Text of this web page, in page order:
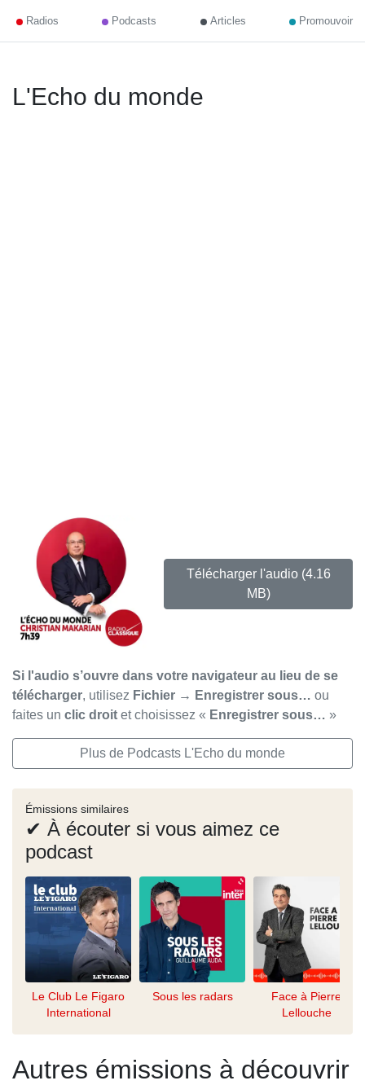
Radios Podcasts Articles Promouvoir
L'Echo du monde
Télécharger l'audio (4.16
MB)
Si l'audio s’ouvre dans votre navigateur au lieu de se
télécharger, utilisez Fichier → Enregistrer sous… ou
faites un clic droit et choisissez « Enregistrer sous… »
Plus de Podcasts L'Echo du monde
Émissions similaires
✔ À écouter si vous aimez ce
podcast
Le Club Le Figaro
International
Sous les radars
Face à Pierre
Lellouche
Autres émissions à découvrir